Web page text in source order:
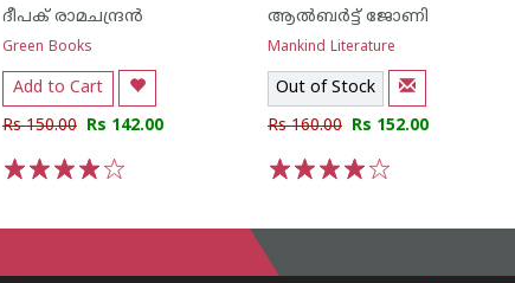
ദീപക് രാമചന്ദ്രൻ
Green Books
Add to Cart
Rs 150.00 Rs 142.00
ആൽബർട്ട് ജോണി
Mankind Literature
Out of Stock
Rs 160.00 Rs 152.00